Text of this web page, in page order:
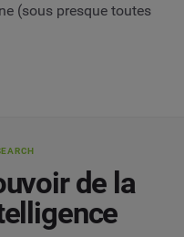
(sous presque toutes
de la